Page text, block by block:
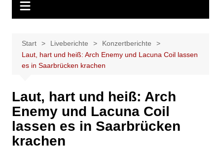
Start Liveberichte
Konzertberichte
Laut, hart und heiß: Arch Enemy und Lacuna Coil lassen
es in Saarbrücken krachen
Laut, hart und heiß: Arch
Enemy und Lacuna Coil
lassen es in Saarbrücken
krachen